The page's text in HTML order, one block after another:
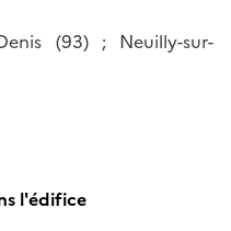
(93) ; Neuilly-sur-
l'édifice